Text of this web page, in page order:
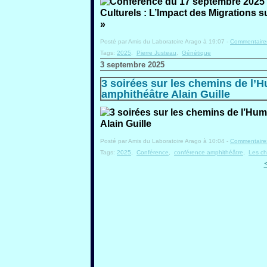
Posté par Amis du Laboratoire Arago à 19:07 -
Tags: 2025 Pierre Justeau Génétique
3 septembre 2025
3 soirées sur les chemins de
amphithéâtre Alain Guille
Posté par Amis du Laboratoire Arago à 10:04 -
Tags: 2025 Conférence conférence amphithéâtre Les